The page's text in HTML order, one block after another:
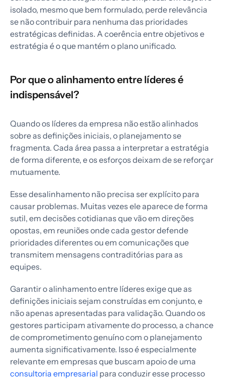
isolado, mesmo que bem formulado, perde relevância
se não contribuir para nenhuma das prioridades
estratégicas definidas. A coerência entre objetivos e
estratégia é o que mantém o plano unificado.
Por que o alinhamento entre líderes é
indispensável?
Quando os líderes da empresa não estão alinhados
sobre as definições iniciais, o planejamento se
fragmenta. Cada área passa a interpretar a estratégia
de forma diferente, e os esforços deixam de se reforçar
mutuamente.
Esse desalinhamento não precisa ser explícito para
causar problemas. Muitas vezes ele aparece de forma
sutil, em decisões cotidianas que vão em direções
opostas, em reuniões onde cada gestor defende
prioridades diferentes ou em comunicações que
transmitem mensagens contraditórias para as
equipes.
Garantir o alinhamento entre líderes exige que as
definições iniciais sejam construídas em conjunto, e
não apenas apresentadas para validação. Quando os
gestores participam ativamente do processo, a chance
de comprometimento genuíno com o planejamento
aumenta significativamente. Isso é especialmente
relevante em empresas que buscam apoio de uma
consultoria empresarial para conduzir esse processo